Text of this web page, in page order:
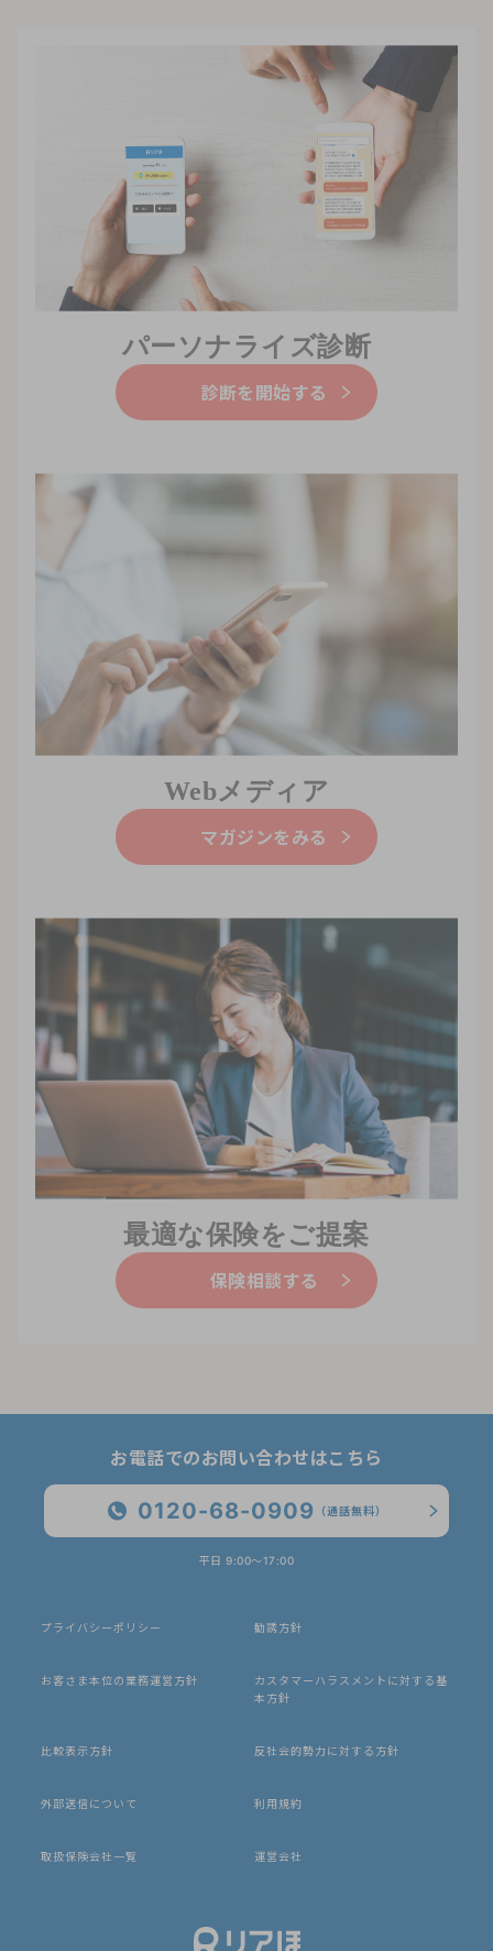
パーソナライズ診断
診断を開始する
Webメディア
マガジンをみる
最適な保険をご提案
保険相談する
お電話でのお問い合わせはこちら
0120-68-0909 （通話無料）
平日 9:00〜17:00
プライバシーポリシー 勧誘方針
お客さま本位の業務運営方針
カスタマーハラスメントに対する基
本方針
比較表示方針 反社会的勢力に対する方針
外部送信について 利用規約
取扱保険会社一覧 運営会社